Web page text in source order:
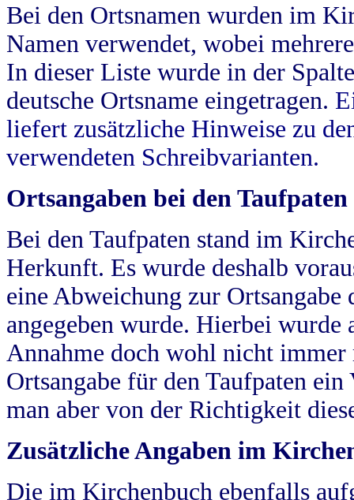
Bei den Ortsnamen wurden im
Namen verwendet, wobei
In dieser Liste wurde in der
deutsche Ortsname eingetragen.
liefert zusätzliche Hinweise zu
verwendeten Schreibvarianten.
Ortsangaben bei den Taufpaten
Bei den Taufpaten stand im
Herkunft. Es wurde deshalb
eine Abweichung zur
angegeben wurde. Hierbei wurde
Annahme doch wohl nicht
Ortsangabe für den Taufpaten
man aber von der Richtigkeit
Zusätzliche Angaben im
Die im Kirchenbuch ebenfalls